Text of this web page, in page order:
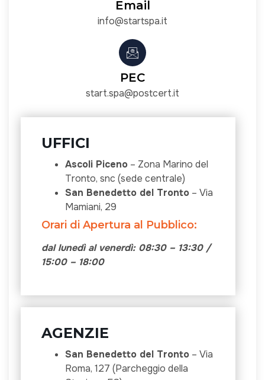
Email
info@startspa.it
PEC
start.spa@postcert.it
UFFICI
Ascoli Piceno – Zona Marino del
Tronto, snc (sede centrale)
San Benedetto del Tronto – Via
Mamiani, 29
Orari di Apertura al Pubblico:
dal lunedì al venerdì: 08:30 – 13:30 /
15:00 – 18:00
AGENZIE
San Benedetto del Tronto – Via
Roma, 127 (Parcheggio della